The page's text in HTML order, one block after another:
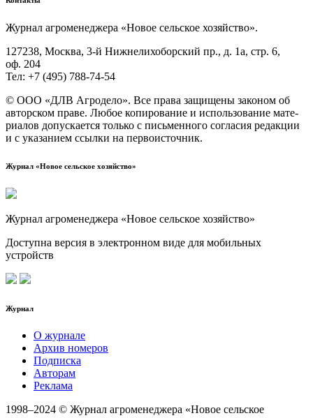
Жур­нал агро­ме­не­дже­ра «Новое сель­ское хозяйство».
127238, Москва, 3‑й Ниж­не­ли­хо­бор­ский пр., д. 1а, стр. 6,
оф. 204
Тел: +7 (495) 788‑74‑54
© ООО «ДЛВ Агро­де­ло». Все пра­ва защи­ще­ны зако­ном об
автор­ском пра­ве. Любое копи­ро­ва­ние и исполь­зо­ва­ние мате­
ри­а­лов допус­ка­ет­ся толь­ко с пись­мен­но­го согла­сия редак­ции
и с ука­за­ни­ем ссыл­ки на первоисточник.
Журнал «Новое сельское хозяйство»
Журнал агроменеджера «Новое сельское хозяйство»
Доступна версия в электронном виде для мобильных
устройств
Журнал
О журнале
Архив номеров
Подписка
Авторам
Реклама
1998–2024 © Журнал агроменеджера «Новое сельское